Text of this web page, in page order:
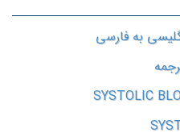
به فارسی
SYSTOLIC